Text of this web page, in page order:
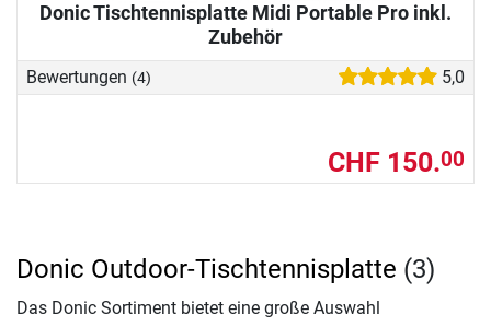
Donic Tischtennisplatte Midi Portable Pro inkl.
Zubehör
Bewertungen (4) 5,0
CHF 150.00
Donic Outdoor-Tischtennisplatte (3)
Das Donic Sortiment bietet eine große Auswahl